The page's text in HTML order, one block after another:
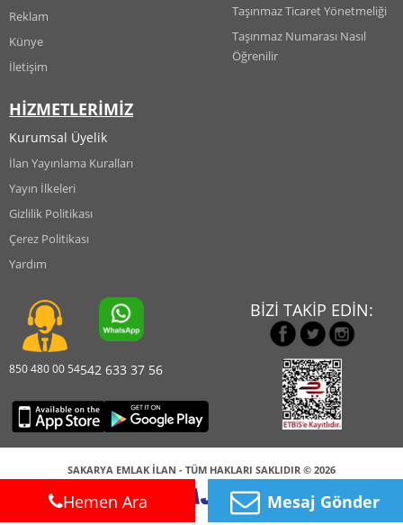
Hemen Ara Mesaj Gönder
Reklam
Künye
İletişim
HİZMETLERİMİZ
Kurumsal Üyelik
İlan Yayınlama Kuralları
Yayın İlkeleri
Gizlilik Politikası
Çerez Politikası
Yardım
Taşınmaz Ticaret Yönetmeliği
Taşınmaz Numarası Nasıl
Öğrenilir
850 480 00 54542 633 37 56
BİZİ TAKİP EDİN:
SAKARYA EMLAK İLAN - TÜM HAKLARI SAKLIDIR © 2026